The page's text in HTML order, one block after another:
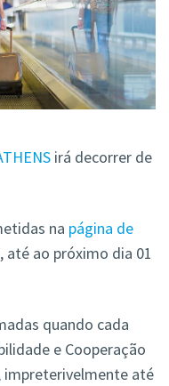
irá decorrer de
na página de
até ao próximo dia 01
quando cada
e Cooperação
impreterivelmente até